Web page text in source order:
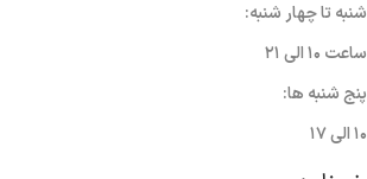
شنبه تا چهار شنبه:
ساعت ۱۰ الی ۲۱
پنج شنبه ها:
۱۰ الی ۱۷